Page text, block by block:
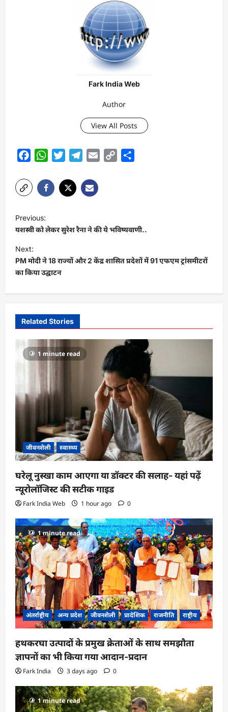
Fark India Web
Author
View All Posts
FacebookWhatsAppTwitterTelegram
Email
Copy
P
o
s
t
n
a
g
o
n
Previous:
यशस्वी को लेकर सुरेश रैना ने की ये भविष्यवाणी..
Next:
PM मोदी ने 18 राज्यों और 2 केंद्र शासित प्रदेशों में 91 एफएम ट्रांसमीटरों
का किया उद्घाटन
Related Stories
1 minute read
जीवनशैली स्वास्थ्य
घरेलू नुस्खा काम आएगा या डॉक्टर की सलाह- यहां पढ़ें
न्यूरोलॉजिस्ट की सटीक गाइड
Fark India Web 1 hour ago 0
1 minute read
अंतर्राष्ट्रीय अन्य प्रदेश जीवनशैली प्रादेशिक राजनीति राष्ट्रीय
हथकरघा उत्पादों के प्रमुख क्रेताओं के साथ समझौता
ज्ञापनों का भी किया गया आदान-प्रदान
Fark India 3 days ago 0
1 minute read